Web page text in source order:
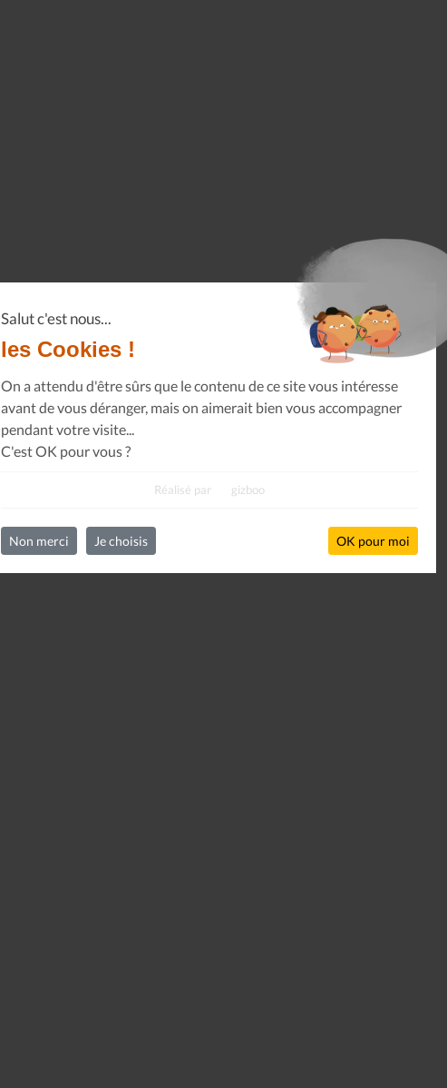
Salut c'est nous...
les Cookies !
On a attendu d'être sûrs que le contenu de ce site vous intéresse
avant de vous déranger, mais on aimerait bien vous accompagner
pendant votre visite...
C'est OK pour vous ?
Réalisé par gizboo
Non merci Je choisis OK pour moi